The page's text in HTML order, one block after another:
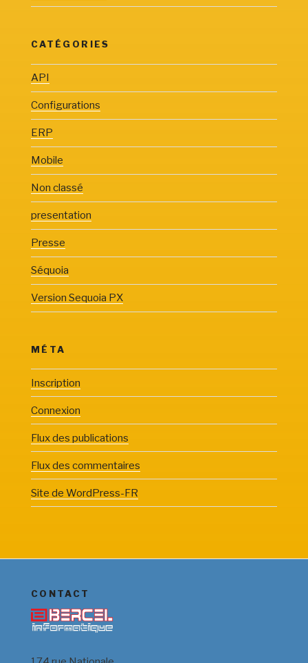
CATÉGORIES
API
Configurations
ERP
Mobile
Non classé
presentation
Presse
Séquoia
Version Sequoia PX
MÉTA
Inscription
Connexion
Flux des publications
Flux des commentaires
Site de WordPress-FR
CONTACT